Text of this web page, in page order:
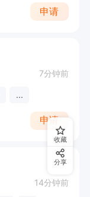
申请
7分钟前
...
申请
14分钟前
收藏
分享